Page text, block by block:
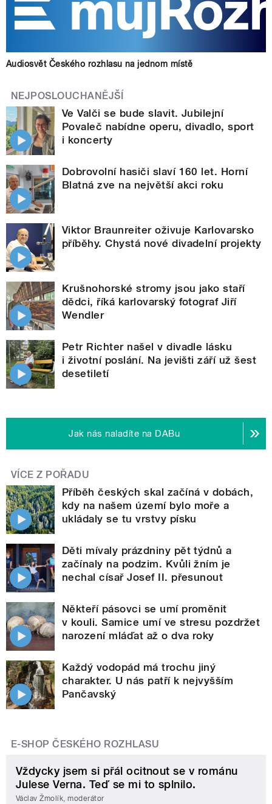
Audiosvět Českého rozhlasu na jednom místě
NEJPOSLOUCHANĚJŠÍ
Ve Valči se bude slavit. Jubilejní
Povaleč nabídne operu, divadlo, sport
i koncerty
Dobrovolní hasiči slaví 160 let. Horní
Blatná zve na největší akci roku
Viktor Braunreiter oživuje Karlovarsko
příběhy. Chystá nové divadelní projekty
Krušnohorské stromy jsou jako staří
dědci, říká karlovarský fotograf Jiří
Wendler
Petr Richter našel v divadle lásku
i životní poslání. Na jevišti září už šest
desetiletí
Jak nás naladíte na DABu
VÍCE Z POŘADU
Příběh českých skal začíná v dobách,
kdy na našem území bylo moře a
ukládaly se tu vrstvy písku
Děti mívaly prázdniny pět týdnů a
začínaly na podzim. Kvůli žním je
nechal císař Josef II. přesunout
Někteří pásovci se umí proměnit
v kouli. Samice umí ve stresu pozdržet
narození mláďat až o dva roky
Každý vodopád má trochu jiný
charakter. U nás patří k nejvyšším
Pančavský
E-SHOP ČESKÉHO ROZHLASU
Vždycky jsem si přál ocitnout se v románu
Julese Verna. Teď se mi to splnilo.
Václav Žmolík, moderátor